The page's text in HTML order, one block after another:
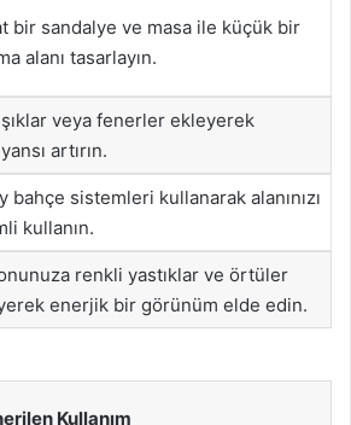
bir sandalye ve masa ile küçük bir
alanı tasarlayın.
veya fenerler ekleyerek
artırın.
bahçe sistemleri kullanarak alanınızı
kullanın.
renkli yastıklar ve örtüler
enerjik bir görünüm elde edin.
Kullanım